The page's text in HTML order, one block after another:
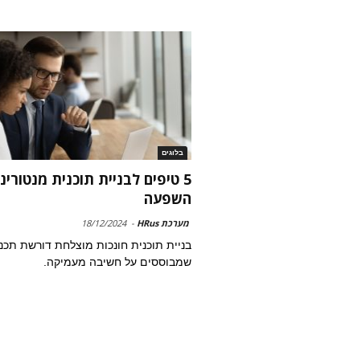
בלוגים
5 טיפים לבניית תוכנית
השפעה
מערכת HRus -
18/12/2024
בניית תוכנית חונכות מוצלחת דורשת
שמבוססים על חשיבה מעמיקה.